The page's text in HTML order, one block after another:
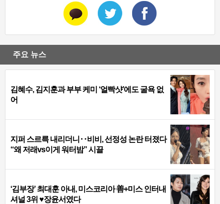
주요 뉴스
김혜수, 김지훈과 부부 케미 ‘얼빡샷’에도 굴욕 없
어
지퍼 스르륵 내리더니‥비비, 선정성 논란 터졌다
“왜 저래vs이게 워터밤” 시끌
‘김부장’ 최대훈 아내, 미스코리아 善+미스 인터내
셔널 3위 ♥장윤서였다